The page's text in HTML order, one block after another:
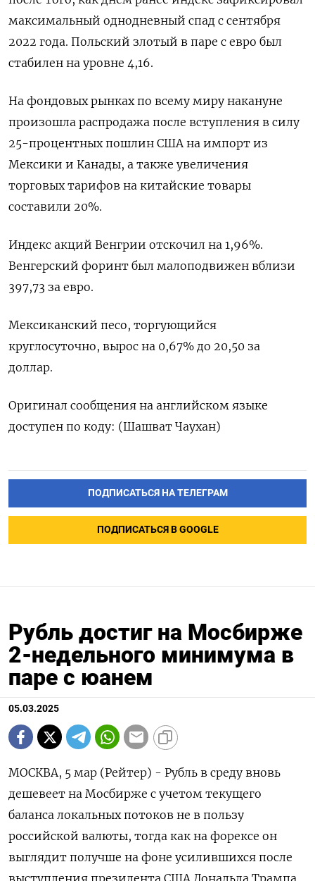
максимальный однодневный спад с сентября
2022 года. Польский злотый в паре с евро был
стабилен на уровне 4,16.
На фондовых рынках по всему миру накануне
произошла распродажа после вступления в силу
25-процентных пошлин США на импорт из
Мексики и Канады, а также увеличения
торговых тарифов на китайские товары
составили 20%.
Индекс акций Венгрии отскочил на 1,96%.
Венгерский форинт был малоподвижен вблизи
397,73 за евро.
Мексиканский песо, торгующийся
круглосуточно, вырос на 0,67% до 20,50 за
доллар.
Оригинал сообщения на английском языке
доступен по коду: (Шашват Чаухан)
ПОДПИСАТЬСЯ НА ТЕЛЕГРАМ
ПОДПИСАТЬСЯ В GOOGLE
Рубль достиг на Мосбирже
2-недельного минимума в
паре с юанем
05.03.2025
МОСКВА, 5 мар (Рейтер) - Рубль в среду вновь
дешевеет на Мосбирже с учетом текущего
баланса локальных потоков не в пользу
российской валюты, тогда как на форексе он
выглядит получше на фоне усилившихся после